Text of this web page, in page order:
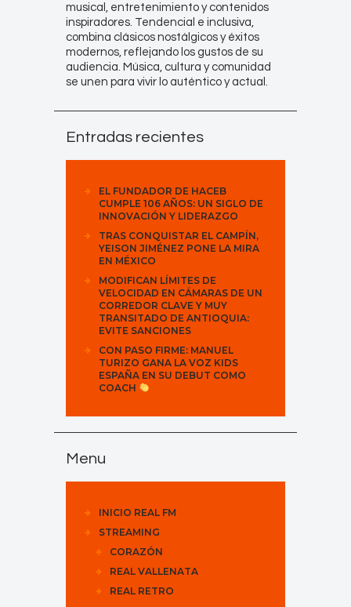
musical, entretenimiento y contenidos
inspiradores. Tendencial e inclusiva,
combina clásicos nostálgicos y éxitos
modernos, reflejando los gustos de su
audiencia. Música, cultura y comunidad
se unen para vivir lo auténtico y actual.
Entradas recientes
EL FUNDADOR DE HACEB
CUMPLE 106 AÑOS: UN SIGLO DE
INNOVACIÓN Y LIDERAZGO
TRAS CONQUISTAR EL CAMPÍN,
YEISON JIMÉNEZ PONE LA MIRA
EN MÉXICO
MODIFICAN LÍMITES DE
VELOCIDAD EN CÁMARAS DE UN
CORREDOR CLAVE Y MUY
TRANSITADO DE ANTIOQUIA:
EVITE SANCIONES
CON PASO FIRME: MANUEL
TURIZO GANA LA VOZ KIDS
ESPAÑA EN SU DEBUT COMO
COACH
Menu
INICIO REAL FM
STREAMING
CORAZÓN
REAL VALLENATA
REAL RETRO